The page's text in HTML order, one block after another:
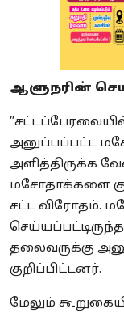
ஆளுநரின்
அனுப்பப்பட்ட
அளித்திருக்க
மசோதாக்களை
சட்ட விரோதம்.
தலைவருக்கு
குறிப்பிட்டனர்.
மேலும்